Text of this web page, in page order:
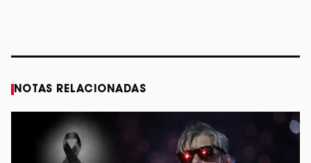
NOTAS RELACIONADAS